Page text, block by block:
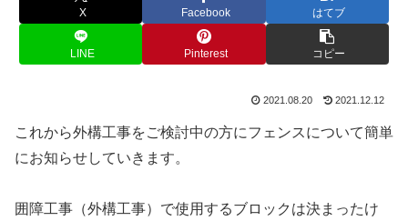
X Facebook はてブ
LINE Pinterest コピー
2021.08.20 2021.12.12
これから外構工事をご検討中の方にフェンスについて簡単
にお知らせしていきます。
囲障工事（外構工事）で使用するブロックは決まったけ